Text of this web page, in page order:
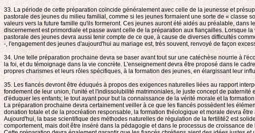
33. La période de cette préparation coïncide généralement avec celle de la jeunesse et
pastorale des jeunes du milieu familial, comme si les jeunes formaient une sorte de « classe
valeurs vers la future famille qu'ils formeront. Ces jeunes auront été aidés au préalable,
discernement est primordiale et passe avant celle de la préparation aux fiançailles. Lorsque
pastorale des jeunes devra aussi tenir compte de ce que, à cause de diverses difficultés
-, l'engagement des jeunes d'aujourd'hui au mariage est, très souvent, renvoyé de façon
34. Une telle préparation prochaine devra se baser avant tout sur une catéchèse nourrie à
la foi, et du témoignage dans la vie concrète. L'enseignement devra être proposé dans le
propres charismes et leurs rôles spécifiques, à la formation des jeunes, en élargissant leur
35. Les fiancés devront être éduqués à propos des exigences naturelles liées au rapport
fondement de leur union, l'unité et l'indissolubilité matrimoniales, le juste concept de
d'éduquer les enfants; le tout ayant pour but la connaissance de la vérité morale et la
La préparation prochaine devra certainement veiller à ce que les fiancés possèdent les
donation totale et de la procréation responsable, la formation théologique et morale devra
Aujourd'hui, la base scientifique des méthodes naturelles de régulation de la fertilité2 est
comportement, mais doit être inséré dans la pédagogie et dans le processus de croissance de